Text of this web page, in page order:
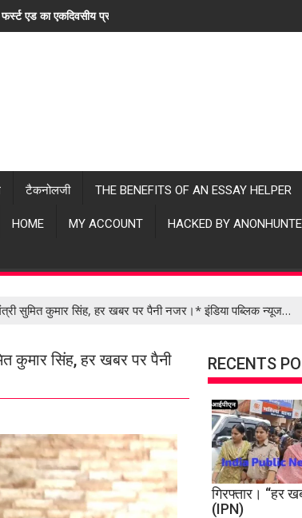
एड का एकदिवसीय प्रशिक्षण लिया। "हर खबर पर पैनी नजर"
टैकनोलजी THE BENEFITS OF AN ESSAY HELPER
HOME MY ACCOUNT HACKED BY
सुमित कुमार सिंह, हर खबर पर पैनी नजर।* इंडिया पब्लिक न्यूज…
कुमार सिंह, हर खबर पर पैनी
RECENTS
गिरफ्तार। “हर
(IPN)